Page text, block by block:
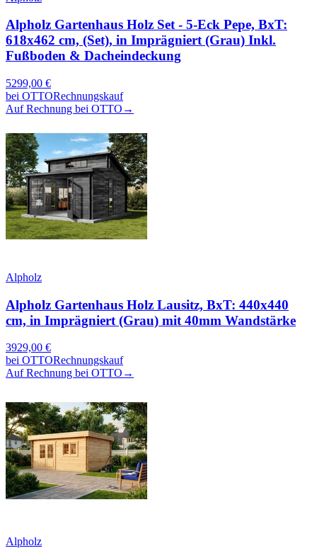
Alpholz Gartenhaus Holz Set - 5-Eck Pepe, BxT:
618x462 cm, (Set), in Imprägniert (Grau) Inkl.
Fußboden & Dacheindeckung
5299,00 €
bei OTTORechnungskauf
Auf Rechnung bei OTTO →
Alpholz
Alpholz Gartenhaus Holz Lausitz, BxT: 440x440
cm, in Imprägniert (Grau) mit 40mm Wandstärke
3929,00 €
bei OTTORechnungskauf
Auf Rechnung bei OTTO →
Alpholz